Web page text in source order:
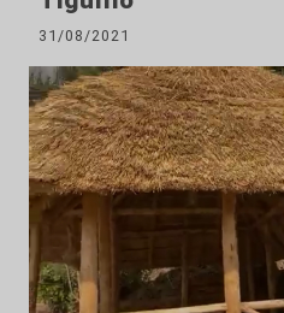
31/08/2021